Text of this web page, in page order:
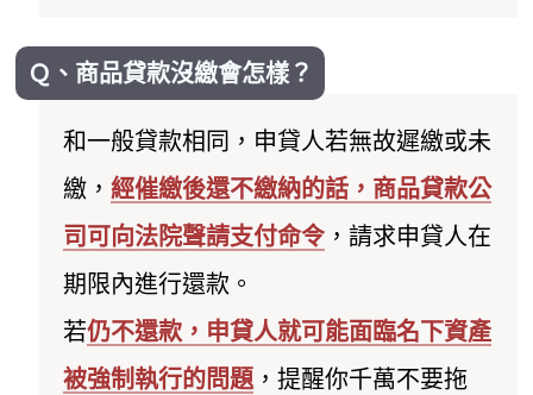
Ｑ、商品貸款沒繳會怎樣？
和一般貸款相同，申貸人若無故遲繳或未
繳，經催繳後還不繳納的話，商品貸款公
司可向法院聲請支付命令 ，請求申貸人在
期限內進行還款。
若仍不還款，申貸人就可能面臨名下資產
被強制執行的問題 ，提醒你千萬不要拖